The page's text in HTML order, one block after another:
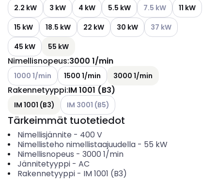
2.2 kW
3 kW 4 kW 5.5 kW Katso käytettävissä
7.5 kW
11 kW
15 kW
18.5 kW 22 kW 30 kW Katso käytettävissä
37 kW
45 kW
55 kW
Nimellisnopeus:3000 1/min
Katso käytettävissä olevat vaihtoehdot
1000 1/min 1500 1/min 3000 1/min
Rakennetyyppi:IM 1001 (B3)
IM 1001 (B3) Katso käytettävissä olevat vaihtoehdot
IM 3001 (B5)
Tärkeimmät tuotetiedot
Nimellisjännite - 400 V
Nimellisteho nimellistaajuudella- 55 kW
Nimellisnopeus - 3000 1/min
Jännitetyyppi- AC
Rakennetyyppi- IM 1001 (B3)